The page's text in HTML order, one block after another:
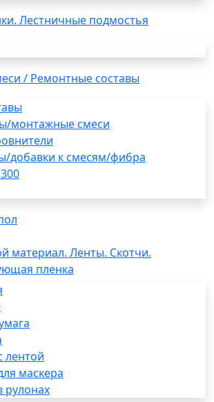
Лестничные подмостья
/ Ремонтные составы
монтажные смеси
добавки к смесям/фибра
материал. Ленты. Скотчи.
пленка
лентой
маскера
рулонах